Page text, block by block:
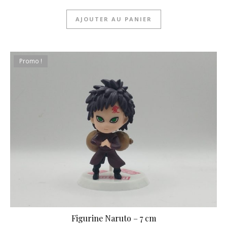
AJOUTER AU PANIER
Promo !
Figurine Naruto – 7 cm